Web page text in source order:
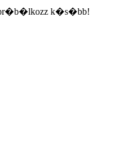
k�s�bb!